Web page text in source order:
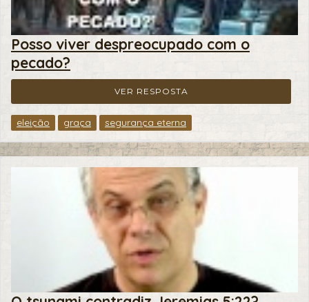
Posso viver despreocupado com o
pecado?
VER RESPOSTA
eleição graça segurança eterna